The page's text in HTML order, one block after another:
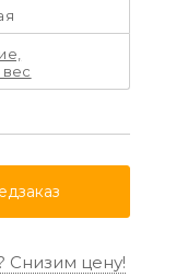
Снизим цену!